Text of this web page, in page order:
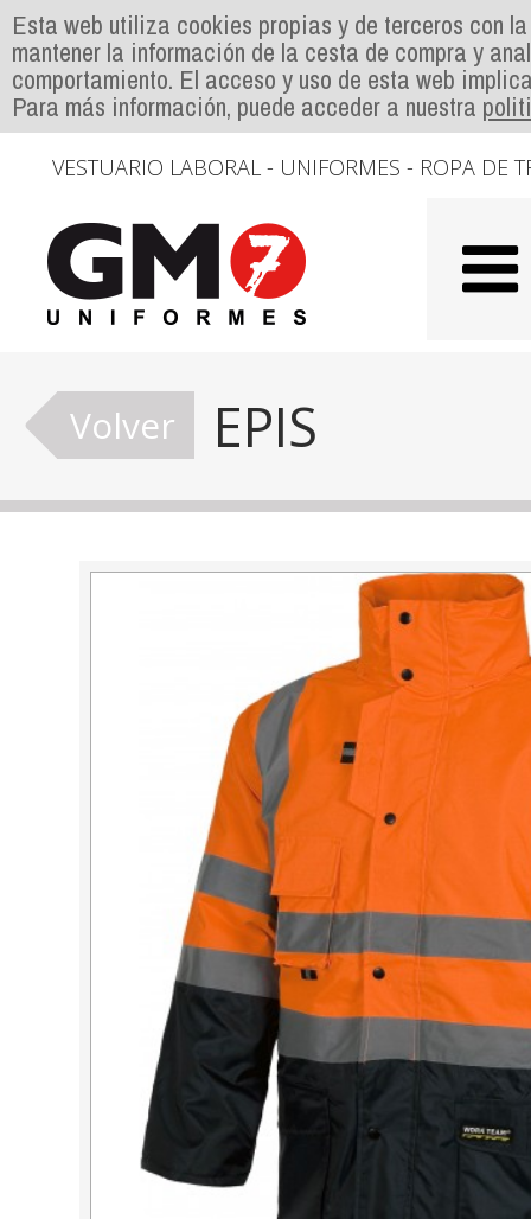
Esta web utiliza cookies propias y de terceros con
mantener la información de la cesta de compra y
comportamiento. El acceso y uso de esta web
Para más información, puede acceder a nuestra
VESTUARIO LABORAL - UNIFORMES - ROPA DE
Volver EPIS